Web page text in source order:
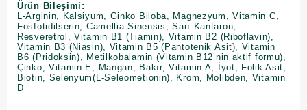
Ürün Bileşimi:
L-Arginin, Kalsiyum, Ginko Biloba, Magnezyum, Vitamin C,
Fosfotidilserin, Camellia Sinensis, Sarı Kantaron,
Resveretrol, Vitamin B1 (Tiamin), Vitamin B2 (Riboflavin),
Vitamin B3 (Niasin), Vitamin B5 (Pantotenik Asit), Vitamin
B6 (Pridoksin), Metilkobalamin (Vitamin B12’nin aktif formu),
Çinko, Vitamin E, Mangan, Bakır, Vitamin A, İyot, Folik Asit,
Biotin, Selenyum(L-Seleometionin), Krom, Molibden, Vitamin
D